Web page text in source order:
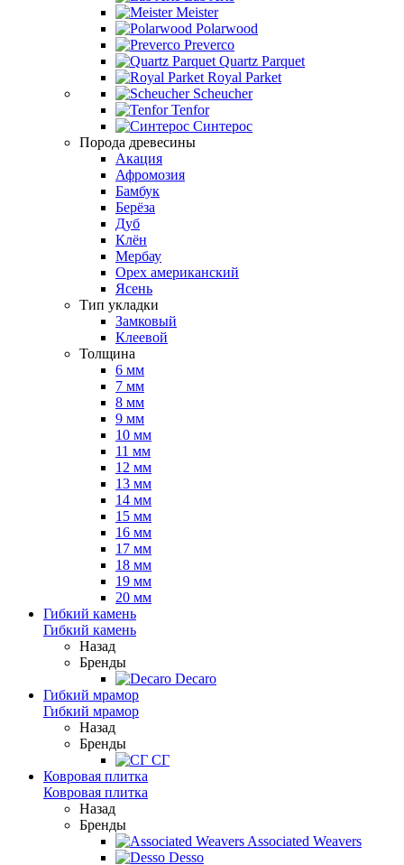
Meister
Polarwood
Preverco
Quartz Parquet
Royal Parket
Scheucher
Tenfor
Синтерос
Порода древесины
Акация
Афромозия
Бамбук
Берёза
Дуб
Клён
Мербау
Орех американский
Ясень
Тип укладки
Замковый
Клеевой
Толщина
6 мм
7 мм
8 мм
9 мм
10 мм
11 мм
12 мм
13 мм
14 мм
15 мм
16 мм
17 мм
18 мм
19 мм
20 мм
Гибкий камень
Гибкий камень
Назад
Бренды
Decaro
Гибкий мрамор
Гибкий мрамор
Назад
Бренды
СГ
Ковровая плитка
Ковровая плитка
Назад
Бренды
Associated Weavers
Desso